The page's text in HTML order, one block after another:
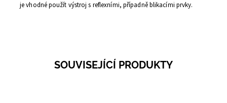
je vhodné použít výstroj s reflexními, případně blikacími prvky.
SOUVISEJÍCÍ PRODUKTY